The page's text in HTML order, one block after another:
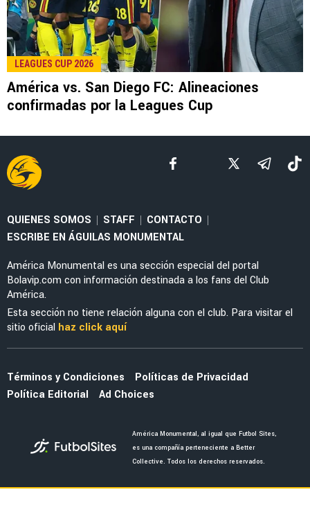
LEE TAMBIÉN
LEAGUES CUP 2026
Óscar Perea y Edwin Cerillo, fuera del debut
de América en Leagues Cup